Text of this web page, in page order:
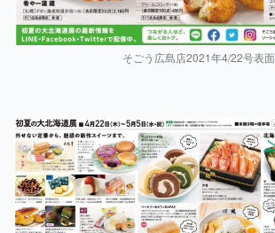
そごう広島店2021年4/22号表面